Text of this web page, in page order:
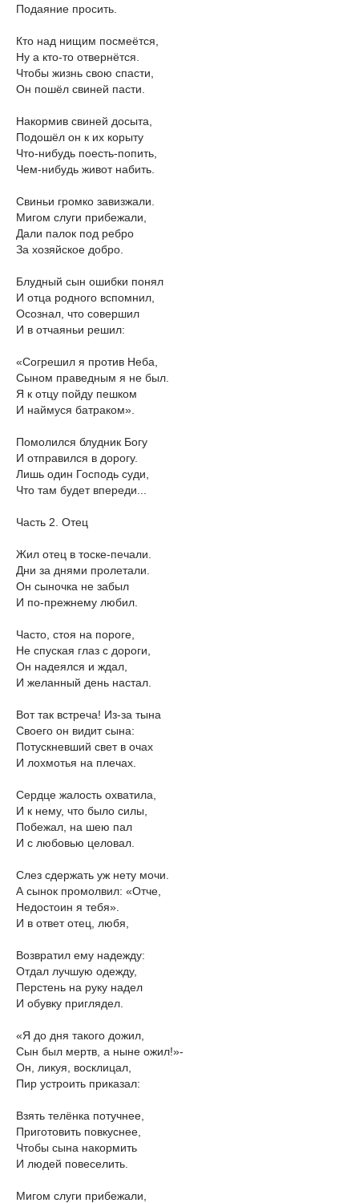
Подаяние просить.
Кто над нищим посмеётся,
Ну а кто-то отвернётся.
Чтобы жизнь свою спасти,
Он пошёл свиней пасти.
Накормив свиней досыта,
Подошёл он к их корыту
Что-нибудь поесть-попить,
Чем-нибудь живот набить.
Свиньи громко завизжали.
Мигом слуги прибежали,
Дали палок под ребро
За хозяйское добро.
Блудный сын ошибки понял
И отца родного вспомнил,
Осознал, что совершил
И в отчаяньи решил:
«Согрешил я против Неба,
Сыном праведным я не был.
Я к отцу пойду пешком
И наймуся батраком».
Помолился блудник Богу
И отправился в дорогу.
Лишь один Господь суди,
Что там будет впереди...
Часть 2. Отец
Жил отец в тоске-печали.
Дни за днями пролетали.
Он сыночка не забыл
И по-прежнему любил.
Часто, стоя на пороге,
Не спуская глаз с дороги,
Он надеялся и ждал,
И желанный день настал.
Вот так встреча! Из-за тына
Своего он видит сына:
Потускневший свет в очах
И лохмотья на плечах.
Сердце жалость охватила,
И к нему, что было силы,
Побежал, на шею пал
И с любовью целовал.
Слез сдержать уж нету мочи.
А сынок промолвил: «Отче,
Недостоин я тебя».
И в ответ отец, любя,
Возвратил ему надежду:
Отдал лучшую одежду,
Перстень на руку надел
И обувку приглядел.
«Я до дня такого дожил,
Сын был мертв, а ныне ожил!»-
Он, ликуя, восклицал,
Пир устроить приказал:
Взять телёнка потучнее,
Приготовить повкуснее,
Чтобы сына накормить
И людей повеселить.
Мигом слуги прибежали,